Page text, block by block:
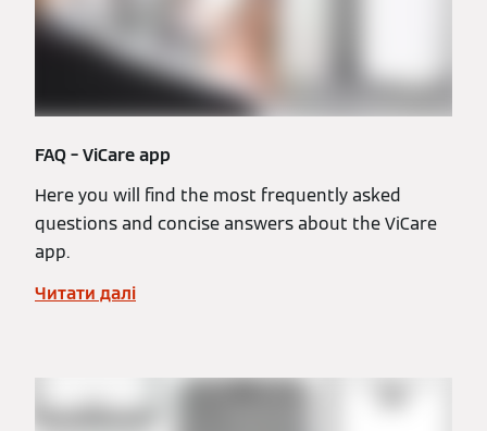
FAQ – ViCare app
Here you will find the most frequently asked
questions and concise answers about the ViCare
app.
Читати далі